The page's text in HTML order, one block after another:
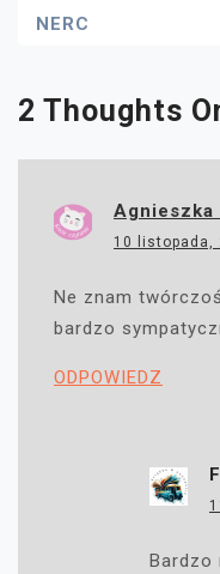
NERC
2 Thoughts
Agnieszka
10 listopada,
Ne znam
bardzo
ODPOWIEDZ
Bardzo